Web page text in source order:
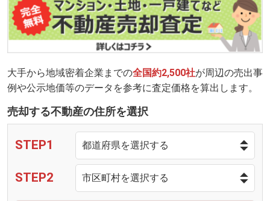
大手から地域密着企業までの全国約2,500社が周辺の売出事
例や公示地価等のデータを参考に査定価格を算出します。
売却する不動産の住所を選択
STEP1
STEP2